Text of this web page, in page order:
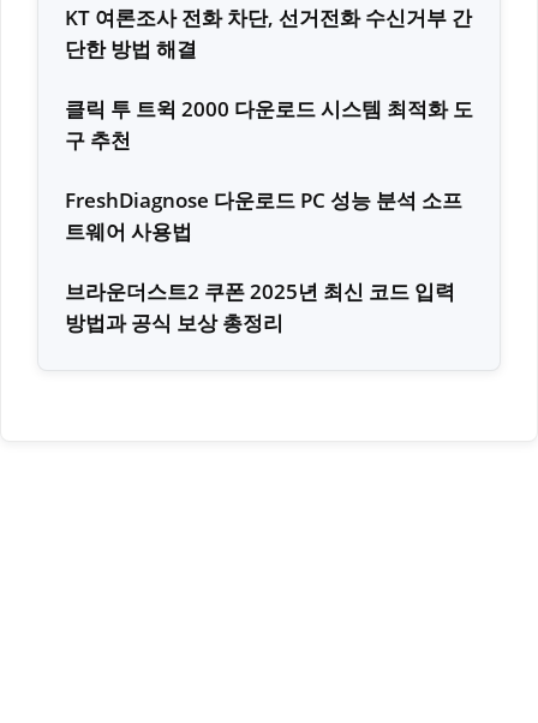
KT 여론조사 전화 차단, 선거전화 수신거부 간
단한 방법 해결
클릭 투 트윅 2000 다운로드 시스템 최적화 도
구 추천
FreshDiagnose 다운로드 PC 성능 분석 소프
트웨어 사용법
브라운더스트2 쿠폰 2025년 최신 코드 입력
방법과 공식 보상 총정리